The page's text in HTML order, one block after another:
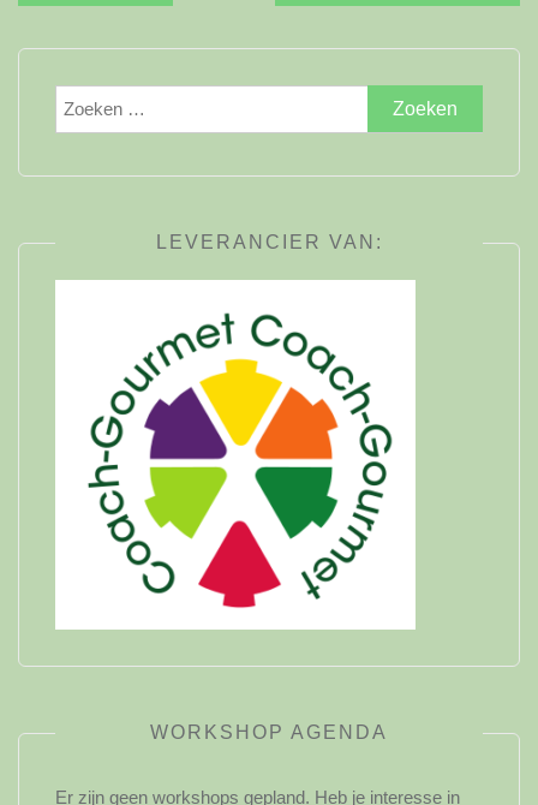
navigatie
Zoeken
naar:
LEVERANCIER VAN:
WORKSHOP AGENDA
Er zijn geen workshops gepland. Heb je interesse in